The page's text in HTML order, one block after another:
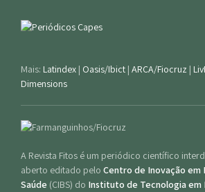
Mais: Latindex | Oasis/Ibict | ARCA/Fiocruz |
Dimensions
A Revista Fitos é um periódico científico
aberto editado pelo Centro de Inovação em
Saúde (CIBS) do Instituto de Tecnologia em